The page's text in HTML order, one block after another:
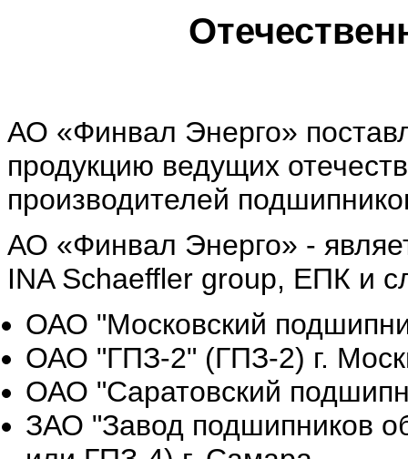
АО «Финвал Энерго»
продукцию ведущих
производителей
АО «Финвал Энерго» -
INA Schaeffler group, ЕПК и
ОАО "Московский
ОАО "ГПЗ-2" (ГПЗ-2) г.
ОАО "Саратовский
ЗАО "Завод подшипников